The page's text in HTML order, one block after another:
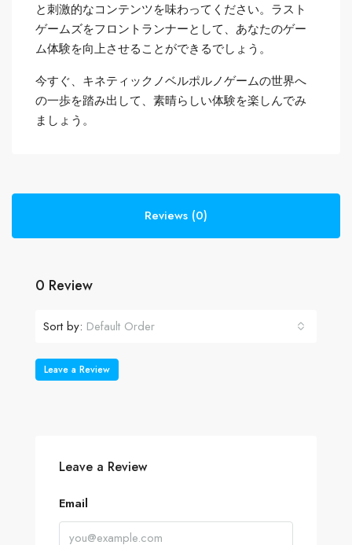
と刺激的なコンテンツを味わってください。ラスト
ゲームズをフロントランナーとして、あなたのゲー
ム体験を向上させることができるでしょう。
今すぐ、キネティックノベルポルノゲームの世界へ
の一歩を踏み出して、素晴らしい体験を楽しんでみ
ましょう。
Reviews (0)
0 Review
Sort by: Default Order
Leave a Review
Leave a Review
Email